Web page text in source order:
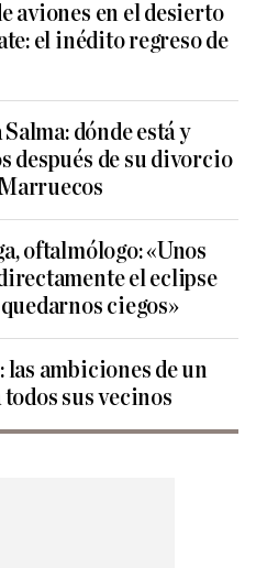
aviones en el desierto
el inédito regreso de
dónde está y
después de su divorcio
oftalmólogo: «Unos
el eclipse
ciegos»
ambiciones de un
sus vecinos